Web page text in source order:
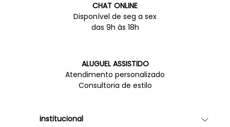
CHAT ONLINE
Disponível de seg a sex
das 9h às 18h
ALUGUEL ASSISTIDO
Atendimento personalizado
Consultoria de estilo
institucional